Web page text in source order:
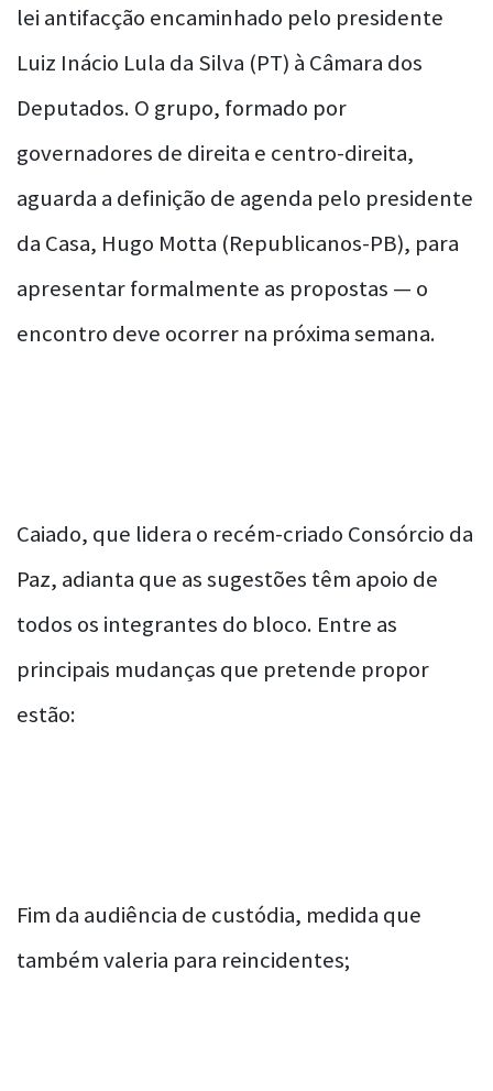
lei antifacção encaminhado pelo presidente
Luiz Inácio Lula da Silva (PT) à Câmara dos
Deputados. O grupo, formado por
governadores de direita e centro-direita,
aguarda a definição de agenda pelo presidente
da Casa, Hugo Motta (Republicanos-PB), para
apresentar formalmente as propostas — o
encontro deve ocorrer na próxima semana.
Caiado, que lidera o recém-criado Consórcio da
Paz, adianta que as sugestões têm apoio de
todos os integrantes do bloco. Entre as
principais mudanças que pretende propor
estão:
Fim da audiência de custódia, medida que
também valeria para reincidentes;